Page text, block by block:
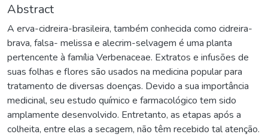
Abstract
A erva-cidreira-brasileira, também conhecida como cidreira-
brava, falsa- melissa e alecrim-selvagem é uma planta
pertencente à família Verbenaceae. Extratos e infusões de
suas folhas e flores são usados na medicina popular para
tratamento de diversas doenças. Devido a sua importância
medicinal, seu estudo químico e farmacológico tem sido
amplamente desenvolvido. Entretanto, as etapas após a
colheita, entre elas a secagem, não têm recebido tal atenção.